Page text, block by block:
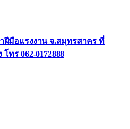
มือแรงงาน จ.สมุทรสาคร ที่
ทร 062-0172888